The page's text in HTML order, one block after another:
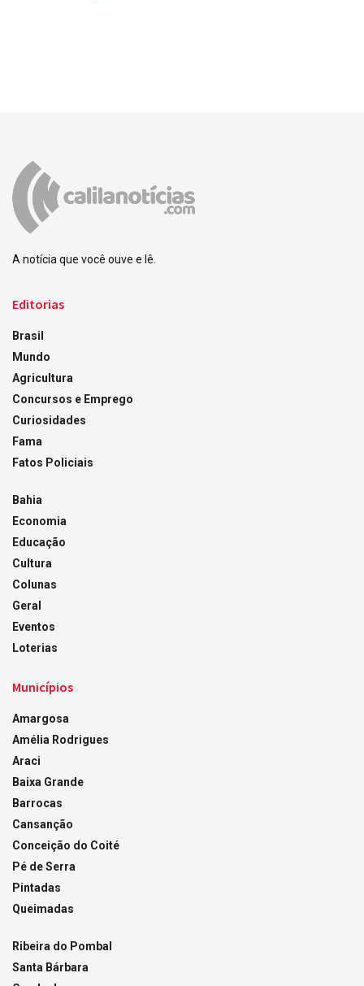
A notícia que você ouve e lê.
Editorias
Brasil
Mundo
Agricultura
Concursos e Emprego
Curiosidades
Fama
Fatos Policiais
Bahia
Economia
Educação
Cultura
Colunas
Geral
Eventos
Loterias
Municípios
Amargosa
Amélia Rodrigues
Araci
Baixa Grande
Barrocas
Cansanção
Conceição do Coité
Pé de Serra
Pintadas
Queimadas
Ribeira do Pombal
Santa Bárbara